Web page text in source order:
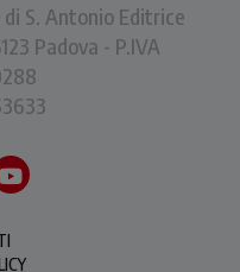
di S. Antonio Editrice
Padova - P.IVA